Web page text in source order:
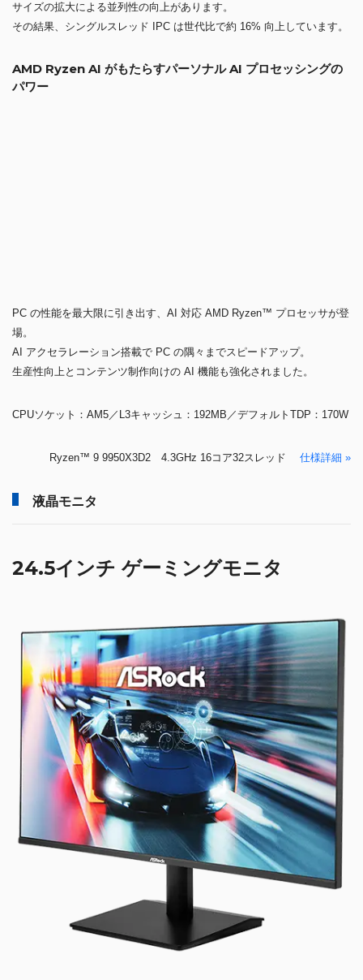
サイズの拡大による並列性の向上があります。
その結果、シングルスレッド IPC は世代比で約 16% 向上しています。
AMD Ryzen AI がもたらすパーソナル AI プロセッシングの
パワー
生産性向上とコンテンツ制作向けの AI 機能も強化されました。
CPUソケット：AM5／L3キャッシュ：192MB／デフォルトTDP：170W
24.5インチ ゲーミングモニタ